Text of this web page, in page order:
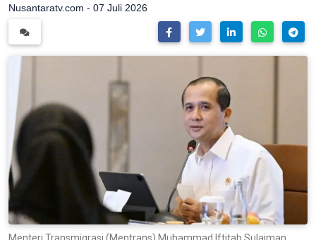
Nusantaratv.com - 07 Juli 2026
Menteri Transmigrasi (Mentrans) Muhammad Iftitah Sulaiman